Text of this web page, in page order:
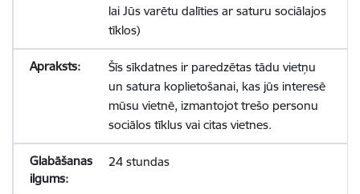
lai Jūs varētu dalīties ar saturu sociālajos
tīklos)
Šīs sīkdatnes ir paredzētas tādu vietņu
un satura koplietošanai, kas jūs interesē
mūsu vietnē, izmantojot trešo personu
sociālos tīklus vai citas vietnes.
24 stundas